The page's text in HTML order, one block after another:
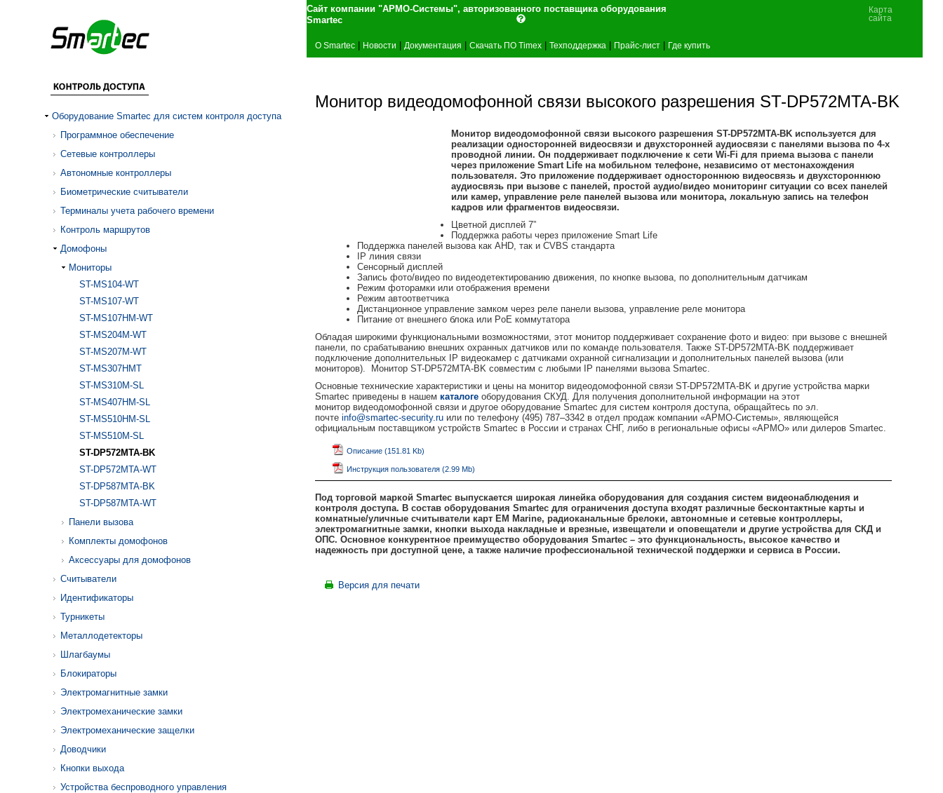
Сайт компании "АРМО-Системы", авторизованного поставщика оборудования
Smartec
Карта
сайта
О Smartec Новости Документация Скачать ПО Timex Техподдержка Прайс-лист Где купить
Оборудование Smartec для систем контроля доступа
Программное обеспечение
Сетевые контроллеры
Автономные контроллеры
Биометрические считыватели
Терминалы учета рабочего времени
Контроль маршрутов
Домофоны
Мониторы
ST-MS104-WT
ST-MS107-WT
ST-MS107HM-WT
ST-MS204M-WT
ST-MS207M-WT
ST-MS307HMT
ST-MS310M-SL
ST-MS407HM-SL
ST-MS510HM-SL
ST-MS510M-SL
ST-DP572MTA-BK
ST-DP572MTA-WT
ST-DP587MTA-BK
ST-DP587MTA-WT
Панели вызова
Комплекты домофонов
Аксессуары для домофонов
Считыватели
Идентификаторы
Турникеты
Металлодетекторы
Шлагбаумы
Блокираторы
Электромагнитные замки
Электромеханические замки
Электромеханические защелки
Доводчики
Кнопки выхода
Устройства беспроводного управления
Монитор видеодомофонной связи высокого разрешения ST-DP572MTA-BK
Монитор видеодомофонной связи высокого разрешения ST-DP572MTA-BK используется для
реализации односторонней видеосвязи и двухсторонней аудиосвязи с панелями вызова по 4-х
проводной линии. Он поддерживает подключение к сети Wi-Fi для приема вызова с панели
через приложение Smart Life на мобильном телефоне, независимо от местонахождения
пользователя. Это приложение поддерживает одностороннюю видеосвязь и двухстороннюю
аудиосвязь при вызове с панелей, простой аудио/видео мониторинг ситуации со всех панелей
или камер, управление реле панелей вызова или монитора, локальную запись на телефон
кадров или фрагментов видеосвязи.
Цветной дисплей 7”
Поддержка работы через приложение Smart Life
Поддержка панелей вызова как AHD, так и CVBS стандарта
IP линия связи
Сенсорный дисплей
Запись фото/видео по видеодетектированию движения, по кнопке вызова, по дополнительным датчикам
Режим фоторамки или отображения времени
Режим автоответчика
Дистанционное управление замком через реле панели вызова, управление реле монитора
Питание от внешнего блока или PoЕ коммутатора
Обладая широкими функциональными возможностями, этот монитор поддерживает сохранение фото и видео: при вызове с внешней
панели, по срабатыванию внешних охранных датчиков или по команде пользователя. Также ST-DP572MTA-BK поддерживает
подключение дополнительных IP видеокамер с датчиками охранной сигнализации и дополнительных панелей вызова (или
мониторов). Монитор ST-DP572MTA-BK совместим с любыми IP панелями вызова Smartec.
Основные технические характеристики и цены на монитор видеодомофонной связи ST-DP572MTA-BK и другие устройства марки
Smartec приведены в нашем каталоге оборудования СКУД. Для получения дополнительной информации на этот
монитор видеодомофонной связи и другое оборудование Smartec для систем контроля доступа, обращайтесь по эл.
почте info@smartec-security.ru или по телефону (495) 787–3342 в отдел продаж компании «АРМО-Системы», являющейся
официальным поставщиком устройств Smartec в России и странах СНГ, либо в региональные офисы «АРМО» или дилеров Smartec.
Описание (151.81 Kb)
Инструкция пользователя (2.99 Mb)
Под торговой маркой Smartec выпускается широкая линейка оборудования для создания систем видеонаблюдения и
контроля доступа. В состав оборудования Smartec для ограничения доступа входят различные бесконтактные карты и
комнатные/уличные считыватели карт EM Marine, радиоканальные брелоки, автономные и сетевые контроллеры,
электромагнитные замки, кнопки выхода накладные и врезные, извещатели и оповещатели и другие устройства для СКД и
ОПС. Основное конкурентное преимущество оборудования Smartec – это функциональность, высокое качество и
надежность при доступной цене, а также наличие профессиональной технической поддержки и сервиса в России.
Версия для печати